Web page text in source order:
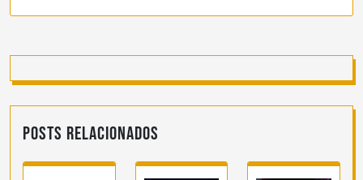
Posts Relacionados